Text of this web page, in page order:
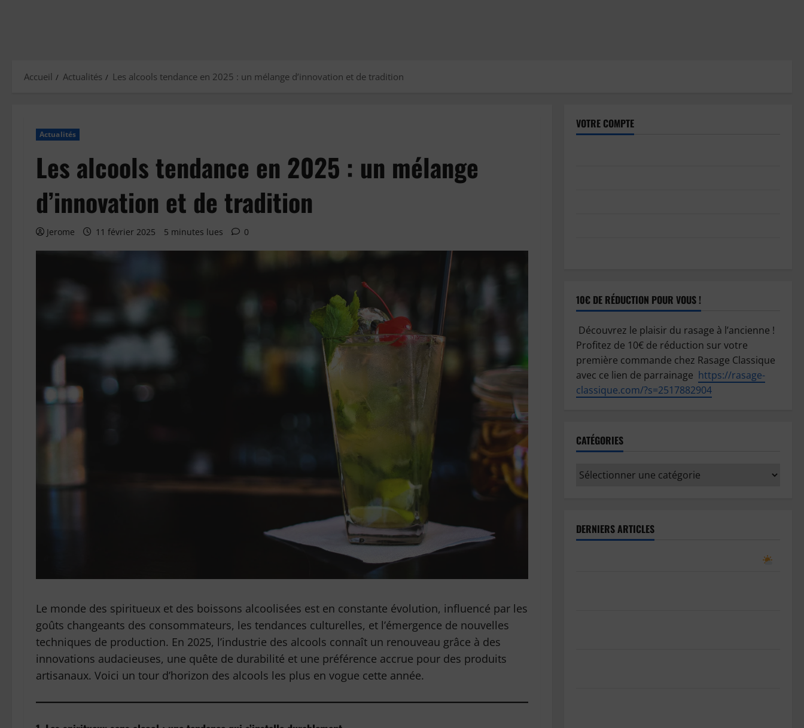
Accueil Actualités Les alcools tendance en 2025 : un mélange d’innovation et de tradition
Actualités
Les alcools tendance en 2025 : un mélange
d’innovation et de tradition
Jerome 11 février 2025 5 minutes lues 0
Le monde des spiritueux et des boissons alcoolisées est en constante évolution, influencé par les
goûts changeants des consommateurs, les tendances culturelles, et l’émergence de nouvelles
techniques de production. En 2025, l’industrie des alcools connaît un renouveau grâce à des
innovations audacieuses, une quête de durabilité et une préférence accrue pour des produits
artisanaux. Voici un tour d’horizon des alcools les plus en vogue cette année.
VOTRE COMPTE
10€ DE RÉDUCTION POUR VOUS !
Découvrez le plaisir du rasage à l’ancienne !
Profitez de 10€ de réduction sur votre
première commande chez Rasage Classique
avec ce lien de parrainage https://rasage-
classique.com/?s=2517882904
CATÉGORIES
Catégories
DERNIERS ARTICLES